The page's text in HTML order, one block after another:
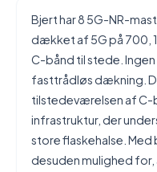
Bjert har 8 5G-NR-
dækket af 5G på 700,
C-bånd til stede.
fasttrådløs dækning.
tilstedeværelsen af C-
infrastruktur, der
store flaskehalse.
desuden mulighed